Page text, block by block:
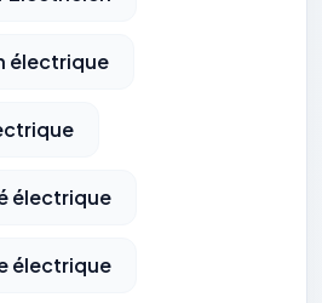
électrique
électrique
électrique